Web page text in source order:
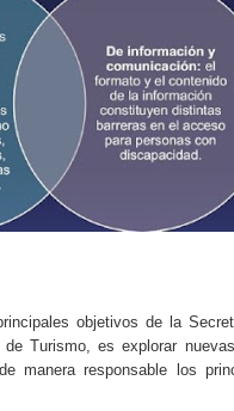
objetivos de la
Turismo, es explorar
manera responsable los